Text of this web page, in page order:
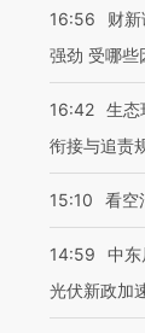
16:56
财
强劲 受哪些
16:42 生态
衔接与追责
15:10 看空
14:59
中东
光伏新政加